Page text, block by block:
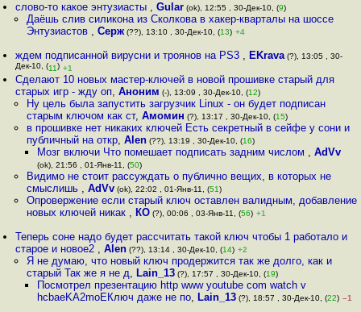
слово-то какое энтузиасты ,Gular (ok), 12:55 , 30-Дек-10, (9)
Даёшь слив силикона из Сколкова в хакер-кварталы на шоссе
Энтузиастов , Серж(??), 13:10 , 30-Дек-10, (13) +4
ждем подписанной вирусни и троянов на PS3 , EKrava (?), 13:05 , 30-
Дек-10, (11) +1
Сделают 10 новых мастер-ключей в новой прошивке старый для
старых игр - жду оп,Аноним (-), 13:09 , 30-Дек-10, (12)
Ну цель была запустить загрузчик Linux - он будет подписан
старым ключом как ст, Амомин (?), 13:17 , 30-Дек-10, (15)
в прошивке нет никаких ключей Есть секретный в сейфе у сони и
публичный на откр, Alen(??), 13:19 , 30-Дек-10, (16)
Мозг включи Что помешает подписать задним числом , AdVv
(ok), 21:56 , 01-Янв-11, (50)
Видимо не стоит рассуждать о публично вещих, в которых не
смыслишь , AdVv(ok), 22:02 , 01-Янв-11, (51)
Опровержение если старый ключ оставлен валидным, добавление
новых ключей никак , КО(?), 00:06 , 03-Янв-11, (56) +1
Теперь соне надо будет рассчитать такой ключ чтобы 1 работало и
старое и новое2 ,Alen (??), 13:14 , 30-Дек-10, (14) +2
Я не думаю, что новый ключ продержится так же долго, как и
старый Так же я не д, Lain_13(?), 17:57 , 30-Дек-10, (19)
Посмотрел презентацию http www youtube com watch v
hcbaeKA2moEКлюч даже не по, Lain_13(?), 18:57 , 30-Дек-10, (22) –1